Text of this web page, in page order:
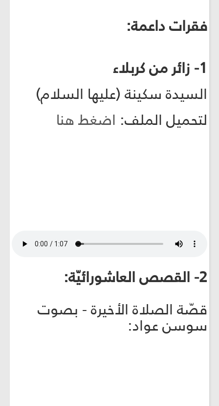
فقرات داعمة:
1- زائر من كربلاء
السيدة سكينة (عليها السلام)
لتحميل الملف: اضغط هنا
2- القصص العاشورائيّة:
قصّة الصلاة الأخيرة - بصوت
سوسن عواد: